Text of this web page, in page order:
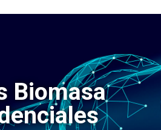
Biomasa